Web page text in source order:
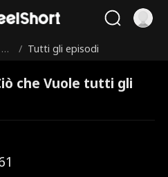
/ Tutti gli episodi
che Vuole tutti gli